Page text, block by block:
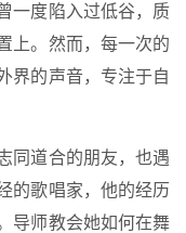
一度陷入过低谷，质
上。然而，每一次的
界的声音，专注于自
同道合的朋友，也遇
的歌唱家，他的经历
导师教会她如何在舞